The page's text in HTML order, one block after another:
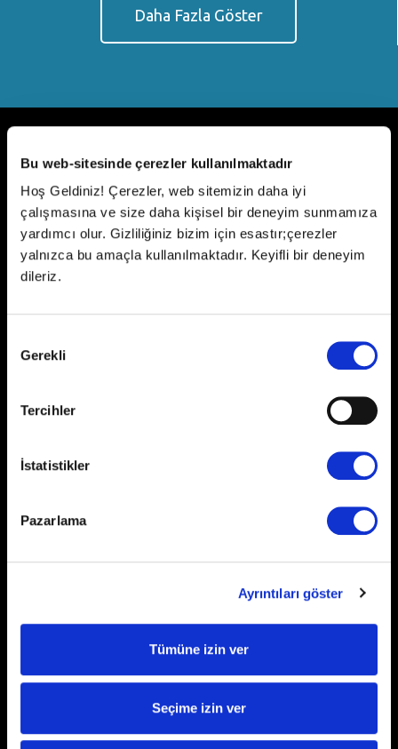
Bu web-sitesinde çerezler kullanılmaktadır
Hoş Geldiniz! Çerezler, web sitemizin daha iyi
çalışmasına ve size daha kişisel bir deneyim sunmamıza
yardımcı olur. Gizliliğiniz bizim için esastır;çerezler
yalnızca bu amaçla kullanılmaktadır. Keyifli bir deneyim
dileriz.
Seçimi
Gerekli
Tercihler
İstatistikler
Pazarlama
Ayrıntıları göster
Tümüne izin ver
Seçime izin ver
Daha Fazla Göster
Neler Oluyor?
Paribucineverse Anatolium'da Rinso
Devamı
MarsMedia X Peugeot - 14 Şubat
Sevgililer Günü Kampanyası
Devamı